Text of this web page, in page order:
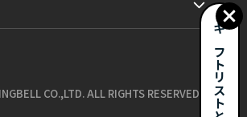
ギフトリストとは？
CO.,LTD. ALL RIGHTS RESERVED.